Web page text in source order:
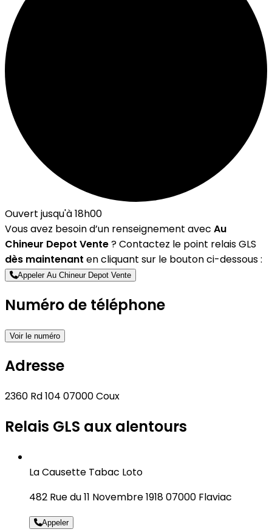
Ouvert jusqu'à 18h00
Vous avez besoin d’un renseignement avec Au
Chineur Depot Vente? Contactez le point relais GLS
dès maintenant en cliquant sur le bouton ci-dessous :
Appeler Au Chineur Depot Vente
Numéro de téléphone
Voir le numéro
Adresse
2360 Rd 104 07000 Coux
Relais GLS aux alentours
La Causette Tabac Loto
482 Rue du 11 Novembre 1918 07000 Flaviac
Appeler